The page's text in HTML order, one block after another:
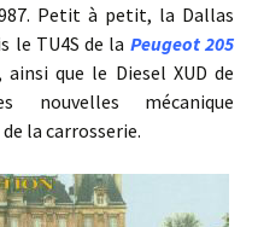
Petit à petit, la Dallas
le TU4S de la Peugeot 205
que le Diesel XUD de
nouvelles mécanique
la carrosserie.